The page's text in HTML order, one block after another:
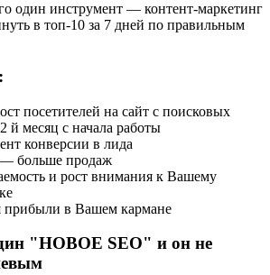
один инструмент — контент-маркетинг
в топ-10 за 7 дней по правильным
посетителей на сайт с поисковых
й месяц с начала работы
конверсии в лида
больше продаж
и рост внимания к Вашему
прибыли в Вашем кармане
"НОВОЕ SEO" и он не